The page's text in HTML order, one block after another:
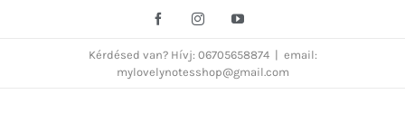
FacebookInstagramYouTube
Kérdésed van? Hívj: 06705658874
email:
mylovelynotesshop@gmail.com